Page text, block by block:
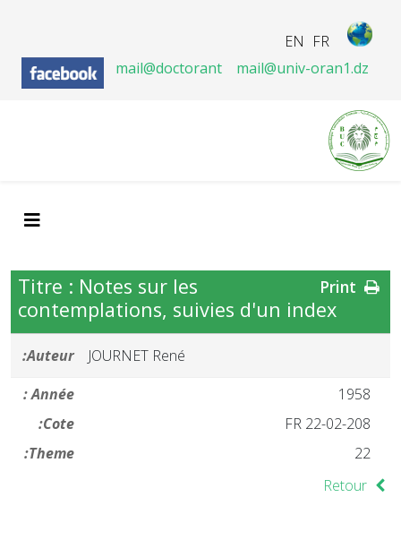
FR
EN
mail@doctorant
mail@univ-oran1.dz
Titre : Notes sur les
contemplations, suivies d'un index
Auteur:
JOURNET René
Année :
1958
Cote:
FR 22-02-208
Theme:
22
Retour